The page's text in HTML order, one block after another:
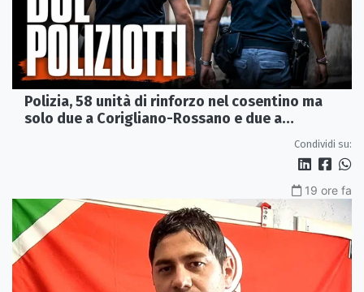
Polizia, 58 unità di rinforzo nel cosentino ma
solo due a Corigliano-Rossano e due a
Condividi su:
19 ore fa